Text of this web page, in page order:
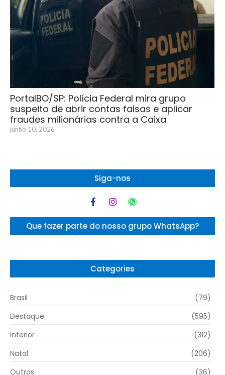
PortalBO/SP: Polícia Federal mira grupo
suspeito de abrir contas falsas e aplicar
fraudes milionárias contra a Caixa
junho 10, 2026
Siga-nos
Que fazer parte do nosso grupo WhatsApp?
Categories
Brasil
(79)
Destaque
(595)
Interior
(312)
Natal
(206)
Outros
(36)